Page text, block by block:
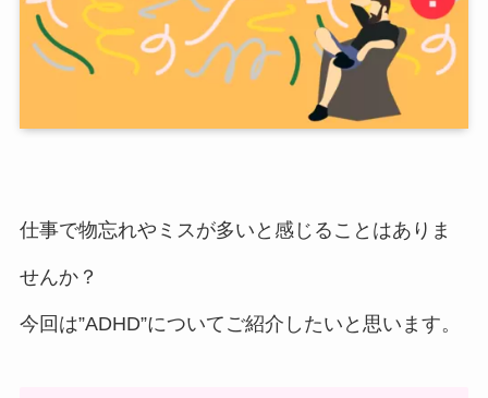
仕事で物忘れやミスが多いと感じることはありま
せんか？
今回は”ADHD”についてご紹介したいと思います。